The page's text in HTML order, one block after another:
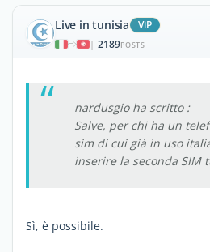
Live in tunisia ViP
| 2189POSTS
nardusgio ha scritto :
Salve, per chi ha un
sim di cui già in uso
inserire la seconda SIM
Sì, è possibile.